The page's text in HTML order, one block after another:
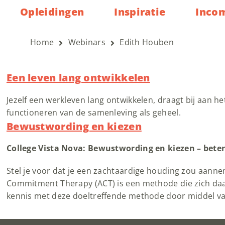
Opleidingen Inspiratie
Home Webinars Edith Houben
Een leven lang ontwikkelen
Jezelf een werkleven lang ontwikkelen, draagt bij aan
functioneren van de samenleving als geheel.
Bewustwording en kiezen
College Vista Nova: Bewustwording en kiezen –
Stel je voor dat je een zachtaardige houding zou
Commitment Therapy (ACT) is een methode die zich
kennis met deze doeltreffende methode door middel